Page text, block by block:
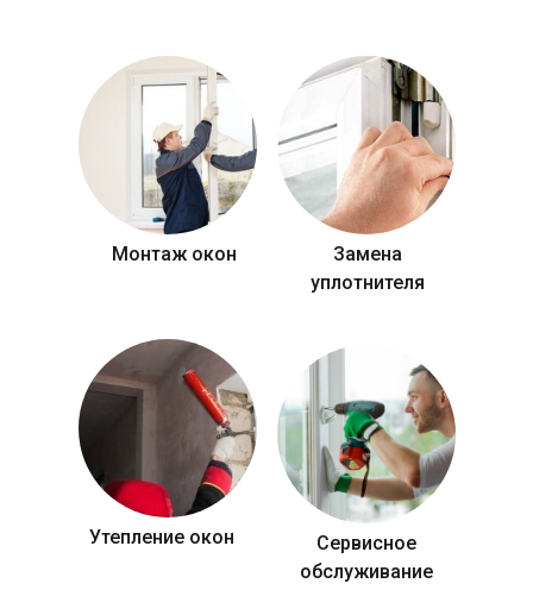
Монтаж окон
Замена
уплотнителя
Утепление окон
Сервисное
обслуживание